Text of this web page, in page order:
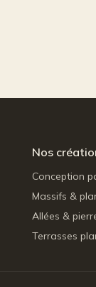
Nos
Conception
Massifs &
Allées &
Terrasses